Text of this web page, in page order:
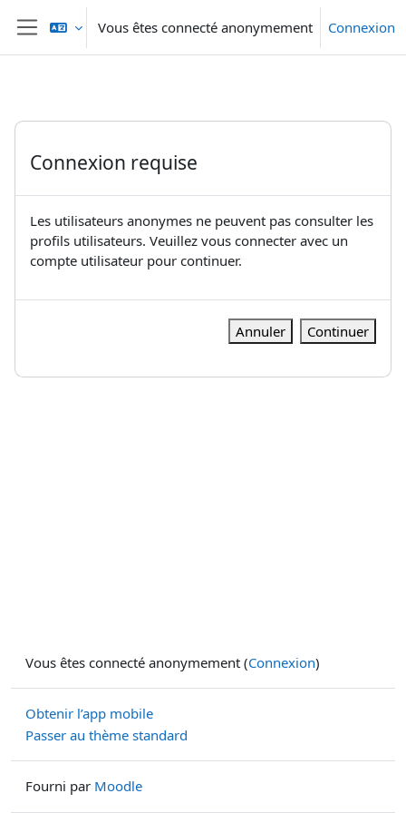
Passer au contenu principal
Panneau latéral
Vous êtes connecté anonymement Connexion
Connexion requise
Les utilisateurs anonymes ne peuvent pas consulter les
profils utilisateurs. Veuillez vous connecter avec un
compte utilisateur pour continuer.
Annuler Continuer
Vous êtes connecté anonymement (Connexion)
Obtenir l’app mobile
Passer au thème standard
Fourni par Moodle